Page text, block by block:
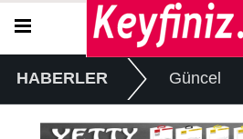
HABERLER Güncel